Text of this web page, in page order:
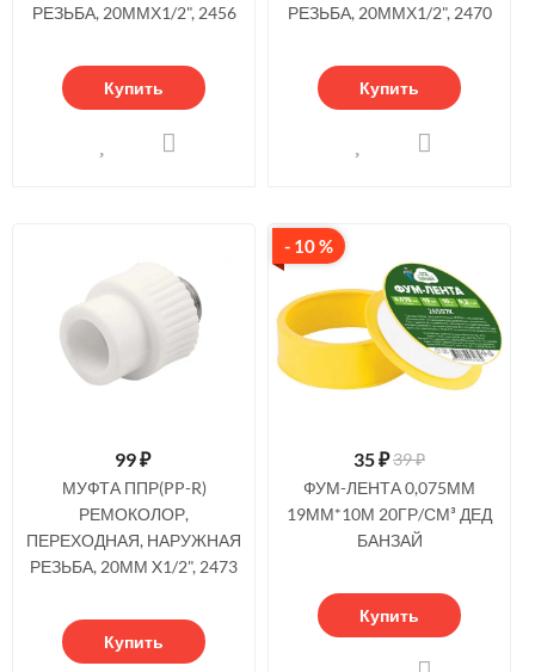
РЕЗЬБА, 20ММХ1/2", 2456
Купить
РЕЗЬБА, 20ММХ1/2", 2470
Купить
99₽
МУФТА ППР(PP-R)
РЕМОКОЛОР,
ПЕРЕХОДНАЯ, НАРУЖНАЯ
РЕЗЬБА, 20ММ X1/2", 2473
Купить
- 10 %
35₽39 ₽
ФУМ-ЛЕНТА 0,075ММ
19ММ*10М 20ГР/СМ³ ДЕД
БАНЗАЙ
Купить